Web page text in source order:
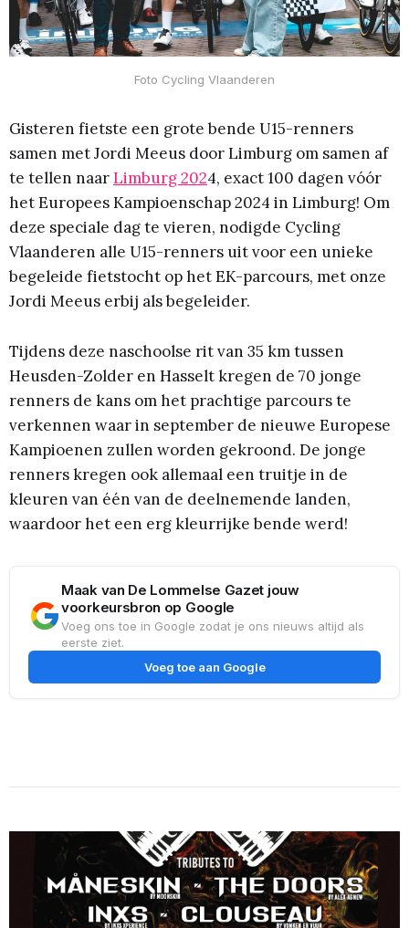
Foto Cycling Vlaanderen
Gisteren fietste een grote bende U15-renners
samen met Jordi Meeus door Limburg om samen af
te tellen naarLimburg 2024, exact 100 dagen vóór
het Europees Kampioenschap 2024 in Limburg! Om
deze speciale dag te vieren, nodigde Cycling
Vlaanderen alle U15-renners uit voor een unieke
begeleide fietstocht op het EK-parcours, met onze
Jordi Meeus erbij als begeleider.
Tijdens deze naschoolse rit van 35 km tussen
Heusden-Zolder en Hasselt kregen de 70 jonge
renners de kans om het prachtige parcours te
verkennen waar in september de nieuwe Europese
Kampioenen zullen worden gekroond. De jonge
renners kregen ook allemaal een truitje in de
kleuren van één van de deelnemende landen,
waardoor het een erg kleurrijke bende werd!
Maak van De Lommelse Gazet jouw
voorkeursbron op Google
Voeg ons toe in Google zodat je ons nieuws altijd als
eerste ziet.
Voeg toe aan Google